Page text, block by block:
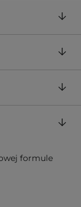
formule